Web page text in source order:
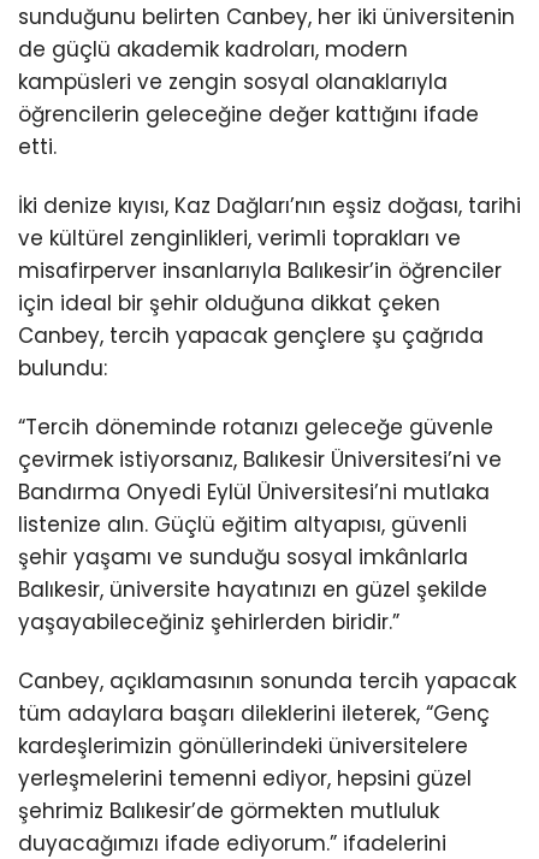
sunduğunu belirten Canbey, her iki üniversitenin
de güçlü akademik kadroları, modern
kampüsleri ve zengin sosyal olanaklarıyla
öğrencilerin geleceğine değer kattığını ifade
etti.
İki denize kıyısı, Kaz Dağları’nın eşsiz doğası, tarihi
ve kültürel zenginlikleri, verimli toprakları ve
misafirperver insanlarıyla Balıkesir’in öğrenciler
için ideal bir şehir olduğuna dikkat çeken
Canbey, tercih yapacak gençlere şu çağrıda
bulundu:
“Tercih döneminde rotanızı geleceğe güvenle
çevirmek istiyorsanız, Balıkesir Üniversitesi’ni ve
Bandırma Onyedi Eylül Üniversitesi’ni mutlaka
listenize alın. Güçlü eğitim altyapısı, güvenli
şehir yaşamı ve sunduğu sosyal imkânlarla
Balıkesir, üniversite hayatınızı en güzel şekilde
yaşayabileceğiniz şehirlerden biridir.”
Canbey, açıklamasının sonunda tercih yapacak
tüm adaylara başarı dileklerini ileterek, “Genç
kardeşlerimizin gönüllerindeki üniversitelere
yerleşmelerini temenni ediyor, hepsini güzel
şehrimiz Balıkesir’de görmekten mutluluk
duyacağımızı ifade ediyorum.” ifadelerini